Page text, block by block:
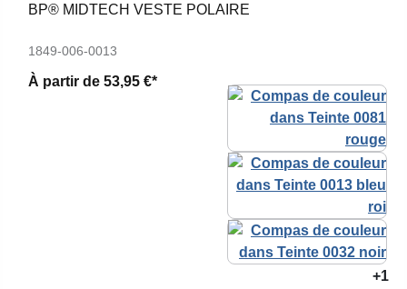
BP® MIDTECH VESTE POLAIRE
1849-006-0013
À partir de 53,95 €*
+1